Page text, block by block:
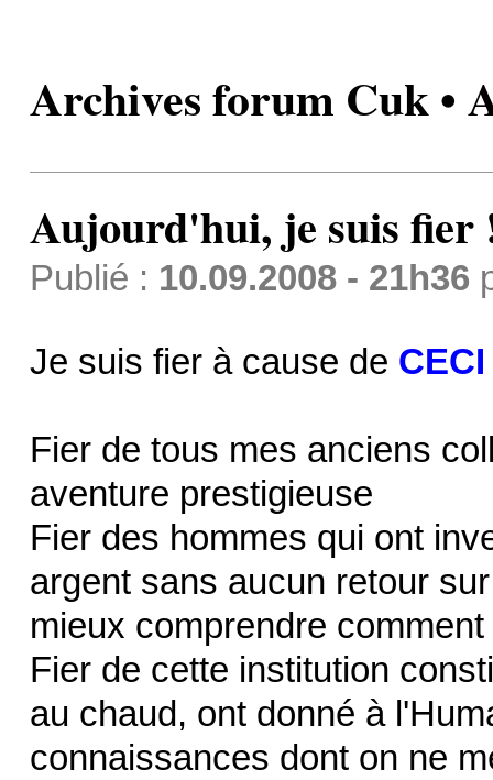
Archives forum Cuk •
Aujourd'hui, je suis fier
Publié : 10.09.2008 - 21h36
Je suis fier à cause de CECI
Fier de tous mes anciens
aventure prestigieuse
Fier des hommes qui ont
argent sans aucun retour
mieux comprendre
Fier de cette institution
au chaud, ont donné à
connaissances dont on ne